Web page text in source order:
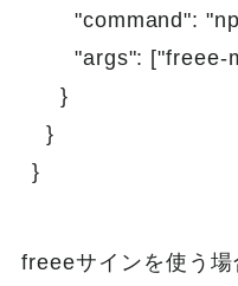
"command":
"args":
    }
  }
}
freeeサインを使う